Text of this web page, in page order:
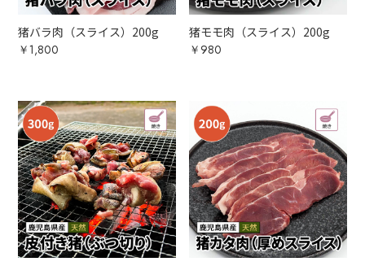
猪バラ肉（スライス）200g
￥1,800
猪モモ肉（スライス）200g
￥980